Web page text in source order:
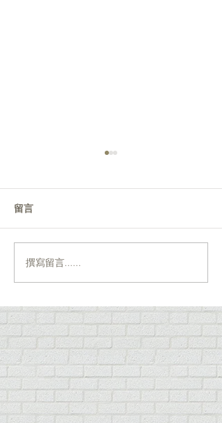
小提琴家 - 郭健文Joe
Kwok大師班2016
留言
撰寫留言......